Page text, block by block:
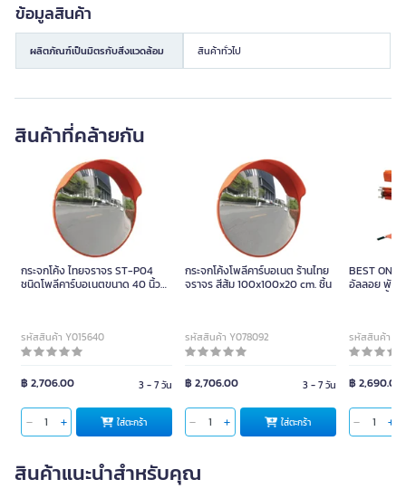
ข้อมูลสินค้า
ผลิตภัณฑ์เป็นมิตรกับสิ่งแวดล้อม สินค้าทั่วไป
คนส่วนใหญ่สนใจและช้อปสินค้าเหล่านี้ต่อ
SATURN ถังดับเพลิงเคมีแห้ง สี
แดง ขนาด 10 ปอนด์
รหัสสินค้า 9004081
฿ 980.00 พร้อมจัดส่ง
ใส่ตะกร้า
SATURN ถังดับเพลิงเคมีแห้ง 5
ปอนด์ สีแดง
รหัสสินค้า 9004082
฿ 750.00 พร้อมจัดส่ง
ใส่ตะกร้า
ถังดับเพลิงเ
วันหมดอายุ)
รหัสสินค้า
฿ 3,500.00
สินค้าที่คล้ายกัน